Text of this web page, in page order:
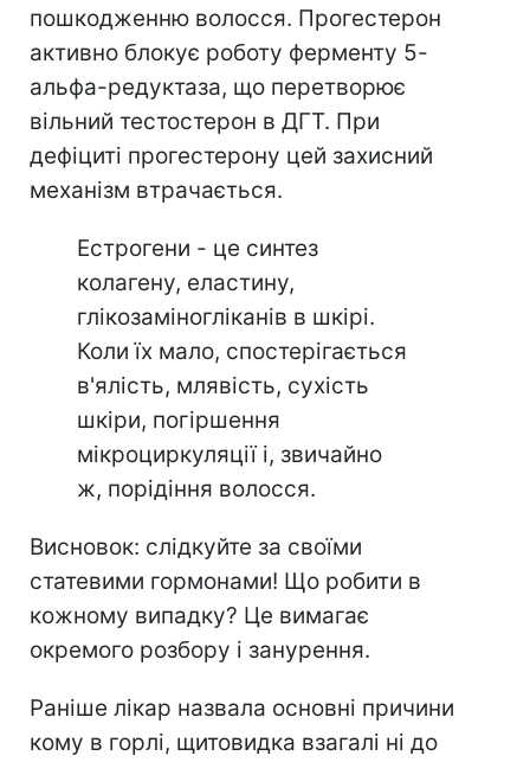
пошкодженню волосся. Прогестерон
активно блокує роботу ферменту 5-
альфа-редуктаза, що перетворює
вільний тестостерон в ДГТ. При
дефіциті прогестерону цей захисний
механізм втрачається.
Естрогени - це синтез
колагену, еластину,
глікозаміногліканів в шкірі.
Коли їх мало, спостерігається
в'ялість, млявість, сухість
шкіри, погіршення
мікроциркуляції і, звичайно
ж, порідіння волосся.
Висновок: слідкуйте за своїми
статевими гормонами! Що робити в
кожному випадку? Це вимагає
окремого розбору і занурення.
Раніше лікар назвала основні причини
кому в горлі, щитовидка взагалі ні до